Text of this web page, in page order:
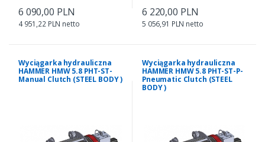
6 090,00 PLN
4 951,22 PLN netto
6 220,00 PLN
5 056,91 PLN netto
Wyciągarka hydrauliczna
HAMMER HMW 5.8 PHT-ST-
Manual Clutch (STEEL BODY )
Wyciągarka hydrauliczna
HAMMER HMW 5.8 PHT-ST-P-
Pneumatic Clutch (STEEL
BODY )